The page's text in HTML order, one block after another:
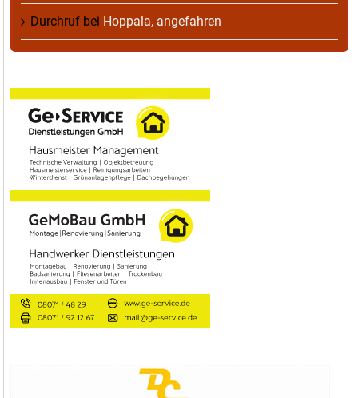
Durchruf bei Hoppala, angefahren